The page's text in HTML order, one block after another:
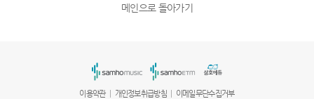
메인으로 돌아가기
이용약관 개인정보취급방침
이메일무단수집거부